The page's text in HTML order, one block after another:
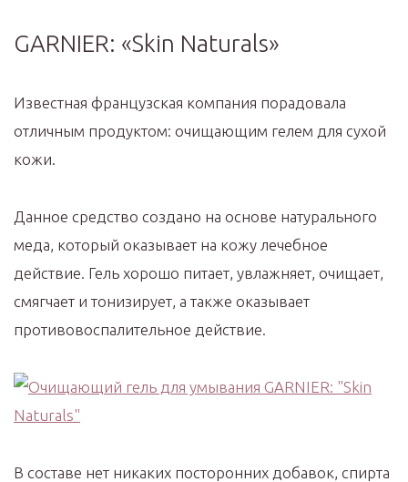
GARNIER: «Skin Naturals»
Известная французская компания порадовала
отличным продуктом: очищающим гелем для сухой
кожи.
Данное средство создано на основе натурального
меда, который оказывает на кожу лечебное
действие. Гель хорошо питает, увлажняет, очищает,
смягчает и тонизирует, а также оказывает
противовоспалительное действие.
В составе нет никаких посторонних добавок, спирта